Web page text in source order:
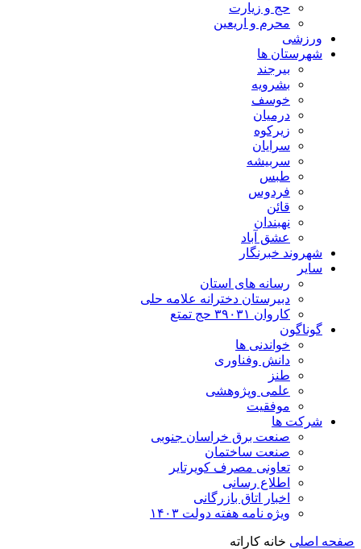
حج و زیارت
محرم و اریعین
ورزشی
شهرستان ها
بیرجند
بشرویه
خوسف
درمیان
زیرکوه
سرایان
سربیشه
طبس
فردوس
قائن
نهبندان
عشق آباد
شهروند خبرنگار
سایر
رسانه های استان
دبیرستان دخترانه علامه حلی
کاروان ۳۹۰۳۱ حج تمتع
گوناگون
خواندنی ها
دانش وفناوری
طنز
علمی وپژوهشی
موفقیت
شرکت ها
صنعت برق خراسان جنوبی
صنعت ساختمان
تعاونی مصرف کویرتایر
اطلاع رسانی
اخبار اتاق بازرگانی
ویژه نامه هفته دولت ۱۴۰۳
صفحه اصلی خانه کاراته